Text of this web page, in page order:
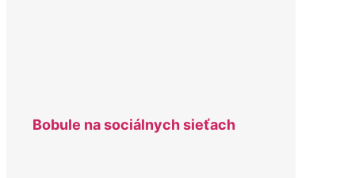
Bobule na sociálnych sieťach